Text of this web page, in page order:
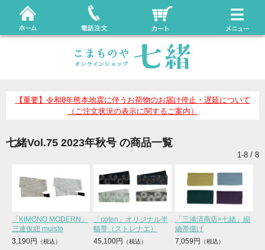
【重要】令和8年熊本地震に伴うお荷物のお届け停止・遅延について
（ご注文状況の表示に関するご案内）
七緒Vol.75 2023年秋号 の商品一覧
1-8 / 8
「KIMONO MODERN」
三連仮紐 muisto
3,190円
「coten」オリジナル半
幅帯（ストレナエ）
45,100円
「三浦清商店×七緒」縮
緬帯揚げ
7,059円